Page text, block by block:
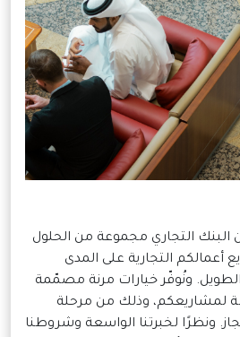
التجاري مجموعة من الحلول
التجارية على المدى
ونُوفّر خيارات مرنة مصمّمة
لمشاريعكم، وذلك من مرحلة
ونظرًا لخبرتنا الواسعة وشروطنا